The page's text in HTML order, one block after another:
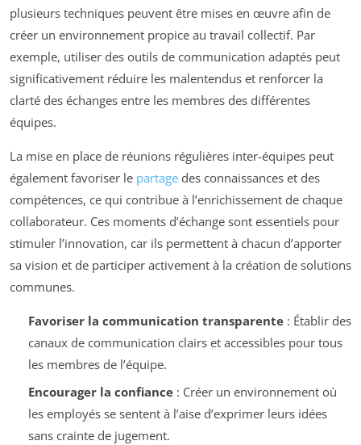
plusieurs techniques peuvent être mises en œuvre afin de
créer un environnement propice au travail collectif. Par
exemple, utiliser des outils de communication adaptés peut
significativement réduire les malentendus et renforcer la
clarté des échanges entre les membres des différentes
équipes.
La mise en place de réunions régulières inter-équipes peut
également favoriser le partage des connaissances et des
compétences, ce qui contribue à l’enrichissement de chaque
collaborateur. Ces moments d’échange sont essentiels pour
stimuler l’innovation, car ils permettent à chacun d’apporter
sa vision et de participer activement à la création de solutions
communes.
Favoriser la communication transparente: Établir des
canaux de communication clairs et accessibles pour tous
les membres de l’équipe.
Encourager la confiance: Créer un environnement où
les employés se sentent à l’aise d’exprimer leurs idées
sans crainte de jugement.